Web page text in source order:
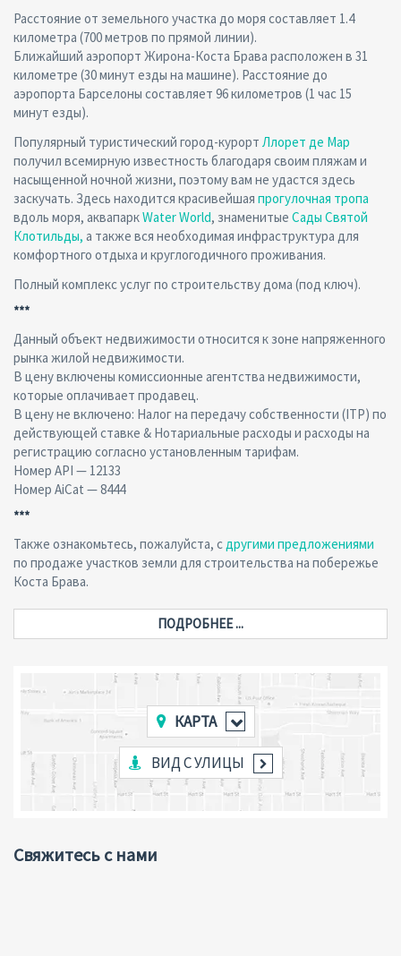
Расстояние от земельного участка до моря составляет 1.4
километра (700 метров по прямой линии).
Ближайший аэропорт Жирона-Коста Брава расположен в 31
километре (30 минут езды на машине). Расстояние до
аэропорта Барселоны составляет 96 километров (1 час 15
минут езды).
Популярный туристический город-курорт Ллорет де Мар
получил всемирную известность благодаря своим пляжам и
насыщенной ночной жизни, поэтому вам не удастся здесь
заскучать. Здесь находится красивейшая прогулочная тропа
вдоль моря, аквапаркWater World, знаменитые Сады Святой
Клотильды, а также вся необходимая инфраструктура для
комфортного отдыха и круглогодичного проживания.
Полный комплекс услуг по строительству дома (под ключ).
***
Данный объект недвижимости относится к зоне напряженного
рынка жилой недвижимости.
В цену включены комиссионные агентства недвижимости,
которые оплачивает продавец.
В цену не включено: Налог на передачу собственности (ITP) по
действующей ставке & Нотариальные расходы и расходы на
регистрацию согласно установленным тарифам.
Номер API — 12133
Номер AiCat — 8444
***
Также ознакомьтесь, пожалуйста, сдругими предложениями
по продаже участков земли для строительства на побережье
Коста Брава.
ПОДРОБНЕЕ ...
КАРТА
ВИД С УЛИЦЫ
Свяжитесь с нами